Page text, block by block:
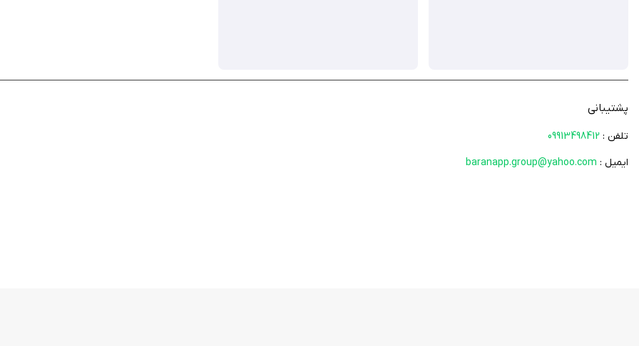
پشتیبانی
تلفن : 09913498412
ایمیل : baranapp.group@yahoo.com